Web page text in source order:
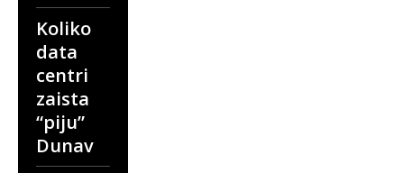
Koliko
data
centri
zaista
“piju”
Dunav